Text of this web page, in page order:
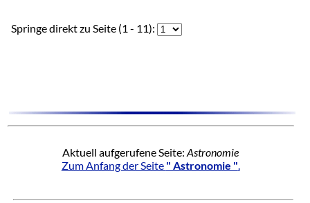
Springe direkt zu Seite (1 - 11):
Aktuell aufgerufene Seite:Astronomie
Zum Anfang der Seite " Astronomie "